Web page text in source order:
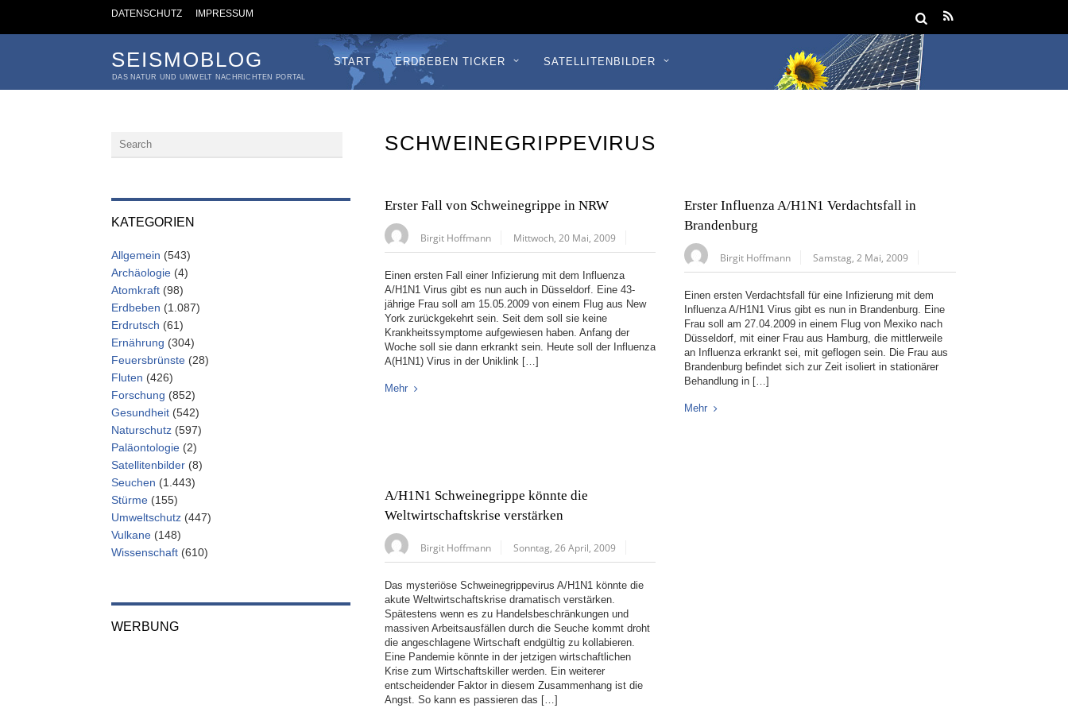
DATENSCHUTZ IMPRESSUM
SEISMOBLOG
DAS NATUR UND UMWELT NACHRICHTEN PORTAL
START ERDBEBEN TICKER SATELLITENBILDER
SCHWEINEGRIPPEVIRUS
Erster Fall von Schweinegrippe in NRW
Birgit Hoffmann Mittwoch, 20 Mai, 2009
Einen ersten Fall einer Infizierung mit dem Influenza
A/H1N1 Virus gibt es nun auch in Düsseldorf. Eine 43-
jährige Frau soll am 15.05.2009 von einem Flug aus New
York zurückgekehrt sein. Seit dem soll sie keine
Krankheitssymptome aufgewiesen haben. Anfang der
Woche soll sie dann erkrankt sein. Heute soll der Influenza
A(H1N1) Virus in der Uniklink […]
Mehr
Erster Influenza A/H1N1 Verdachtsfall in
Brandenburg
Birgit Hoffmann Samstag, 2 Mai, 2009
Einen ersten Verdachtsfall für eine Infizierung mit dem
Influenza A/H1N1 Virus gibt es nun in Brandenburg. Eine
Frau soll am 27.04.2009 in einem Flug von Mexiko nach
Düsseldorf, mit einer Frau aus Hamburg, die mittlerweile
an Influenza erkrankt sei, mit geflogen sein. Die Frau aus
Brandenburg befindet sich zur Zeit isoliert in stationärer
Behandlung in […]
Mehr
A/H1N1 Schweinegrippe könnte die
Weltwirtschaftskrise verstärken
Birgit Hoffmann Sonntag, 26 April, 2009
Das mysteriöse Schweinegrippevirus A/H1N1 könnte die
akute Weltwirtschaftskrise dramatisch verstärken.
Spätestens wenn es zu Handelsbeschränkungen und
massiven Arbeitsausfällen durch die Seuche kommt droht
die angeschlagene Wirtschaft endgültig zu kollabieren.
Eine Pandemie könnte in der jetzigen wirtschaftlichen
Krise zum Wirtschaftskiller werden. Ein weiterer
entscheidender Faktor in diesem Zusammenhang ist die
Angst. So kann es passieren das […]
KATEGORIEN
Allgemein (543)
Archäologie (4)
Atomkraft (98)
Erdbeben (1.087)
Erdrutsch (61)
Ernährung (304)
Feuersbrünste (28)
Fluten (426)
Forschung (852)
Gesundheit (542)
Naturschutz (597)
Paläontologie (2)
Satellitenbilder (8)
Seuchen (1.443)
Stürme (155)
Umweltschutz (447)
Vulkane (148)
Wissenschaft (610)
WERBUNG